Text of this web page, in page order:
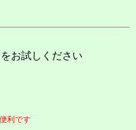
お試しください
利です